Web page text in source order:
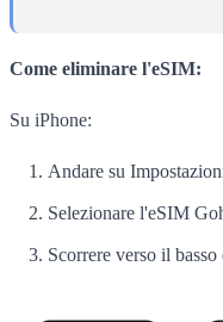
Come eliminare l'eSIM:
Su iPhone:
Andare su
Selezionare l'eSIM
Scorrere verso il